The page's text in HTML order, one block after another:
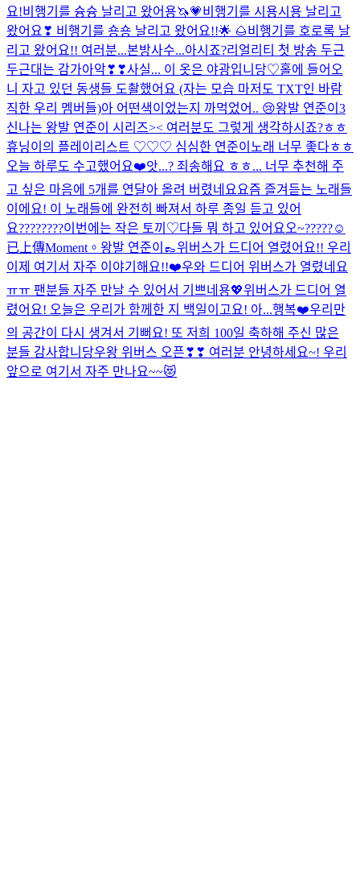
요!비행기를 슝슝 날리고 왔어용🦄💗비행기를 시용시용 날리고
왔어요❣ 비행기를 숑숑 날리고 왔어요!!🌟 🌰비행기를 호로록 날
리고 왔어요!! 여러분...본방사수...아시죠?리얼리티 첫 방송 두근
두근대는 감가아악❣❣사실... 이 옷은 야광입니당♡홀에 들어오
니 자고 있던 동생들 도촬했어요 (자는 모습 마저도 TXT인 바람
직한 우리 멤버들)아 어떤색이었는지 까먹었어.. 😢왕발 연준이3
신나는 왕발 연준이 시리즈>< 여러분도 그렇게 생각하시죠?ㅎㅎ
휴닝이의 플레이리스트 ♡♡♡ 심심한 연준이 노래 너무 좋다ㅎㅎ
오늘 하루도 수고했어요❤️앗...? 죄송해요 ㅎㅎ... 너무 추천해 주
고 싶은 마음에 5개를 연달아 올려 버렸네요 요즘 즐겨듣는 노래들
이에요! 이 노래들에 완전히 빠져서 하루 종일 듣고 있어
요????????이번에는 작은 토끼♡다들 뭐 하고 있어요오~?????☺️
已上傳Moment。 왕발 연준이👞위버스가 드디어 열렸어요!! 우리
이제 여기서 자주 이야기해요!!❤️우와 드디어 위버스가 열렸네요
ㅠㅠ 팬분들 자주 만날 수 있어서 기쁘네용💖위버스가 드디어 열
렸어요! 오늘은 우리가 함께한 지 백일이고요! 아...행복❤️우리만
의 공간이 다시 생겨서 기뻐요! 또 저희 100일 축하해 주신 많은
분들 감사합니당우왕 위버스 오픈❣❣ 여러분 안녕하세요~! 우리
앞으로 여기서 자주 만나요~~😻